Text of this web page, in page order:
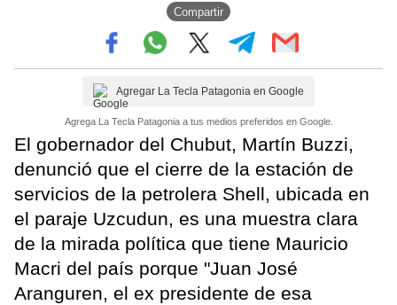
Compartir
Agregar La Tecla Patagonia en Google
Agrega La Tecla Patagonia a tus medios preferidos en Google.
El gobernador del Chubut, Martín Buzzi,
denunció que el cierre de la estación de
servicios de la petrolera Shell, ubicada en
el paraje Uzcudun, es una muestra clara
de la mirada política que tiene Mauricio
Macri del país porque "Juan José
Aranguren, el ex presidente de esa